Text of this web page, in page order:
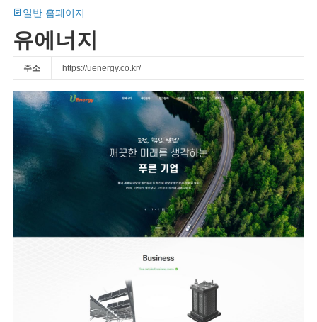
일반 홈페이지
유에너지
주소 https://uenergy.co.kr/